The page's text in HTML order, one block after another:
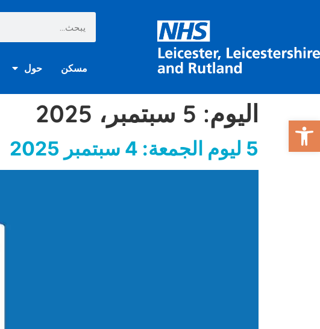
افتح شريط الأدوات
مسكن حول
اليوم: 5 سبتمبر، 2025
5 ليوم الجمعة: 4 سبتمبر 2025